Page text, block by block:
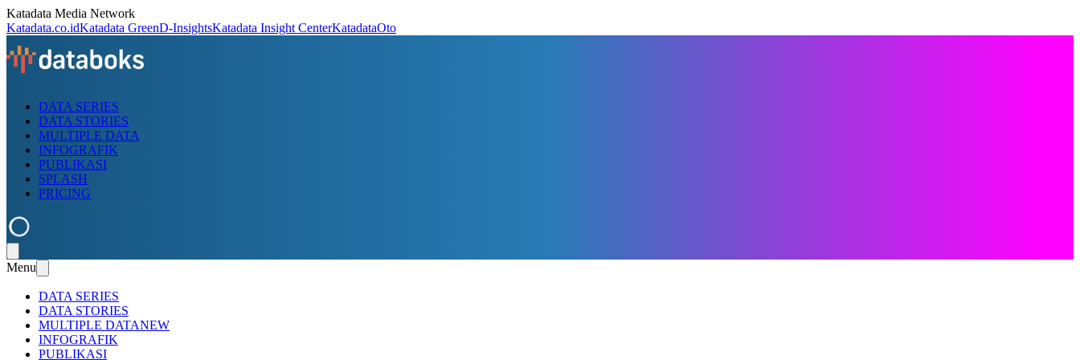
Katadata Media Network
Katadata.co.idKatadata GreenD-InsightsKatadata Insight CenterKatadataOto
DATA SERIES
DATA STORIES
MULTIPLE DATA
INFOGRAFIK
PUBLIKASI
SPLASH
PRICING
Menu
DATA SERIES
DATA STORIES
MULTIPLE DATANEW
INFOGRAFIK
PUBLIKASI